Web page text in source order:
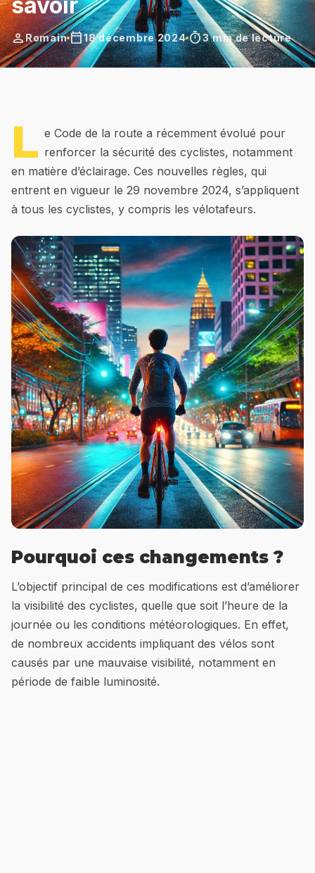
personRomain calendar_today18 décembre 2024 timer3 min de lecture
L e Code de la route a récemment évolué pour
renforcer la sécurité des cyclistes, notamment
en matière d’éclairage. Ces nouvelles règles, qui
entrent en vigueur le 29 novembre 2024, s’appliquent
à tous les cyclistes, y compris les vélotafeurs.
Pourquoi ces changements ?
L’objectif principal de ces modifications est d’améliorer
la visibilité des cyclistes, quelle que soit l’heure de la
journée ou les conditions météorologiques. En effet,
de nombreux accidents impliquant des vélos sont
causés par une mauvaise visibilité, notamment en
période de faible luminosité.